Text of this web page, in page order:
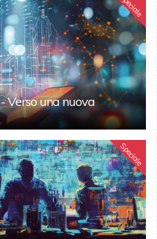
Speciale
Verso una nuova
Speciale